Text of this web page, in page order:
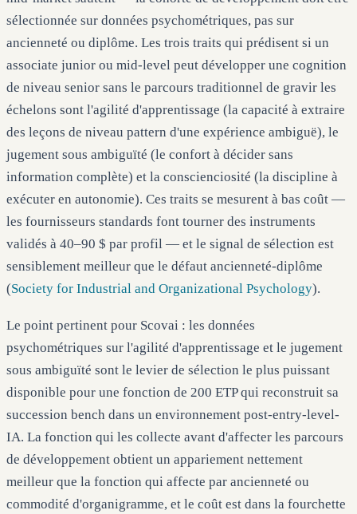
sélectionnée sur données psychométriques, pas sur
ancienneté ou diplôme. Les trois traits qui prédisent si un
associate junior ou mid-level peut développer une cognition
de niveau senior sans le parcours traditionnel de gravir les
échelons sont l'agilité d'apprentissage (la capacité à extraire
des leçons de niveau pattern d'une expérience ambiguë), le
jugement sous ambiguïté (le confort à décider sans
information complète) et la conscienciosité (la discipline à
exécuter en autonomie). Ces traits se mesurent à bas coût —
les fournisseurs standards font tourner des instruments
validés à 40–90 $ par profil — et le signal de sélection est
sensiblement meilleur que le défaut ancienneté-diplôme
(Society for Industrial and Organizational Psychology).
Le point pertinent pour Scovai : les données
psychométriques sur l'agilité d'apprentissage et le jugement
sous ambiguïté sont le levier de sélection le plus puissant
disponible pour une fonction de 200 ETP qui reconstruit sa
succession bench dans un environnement post-entry-level-
IA. La fonction qui les collecte avant d'affecter les parcours
de développement obtient un appariement nettement
meilleur que la fonction qui affecte par ancienneté ou
commodité d'organigramme, et le coût est dans la fourchette